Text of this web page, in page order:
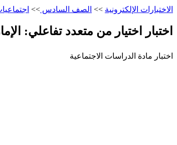
الاختبارات الإلكترونية >> الصف السادس >>
اختبار اختيار من متعدد تفاعلي:
اختبار مادة الدراسات الاجتماعية